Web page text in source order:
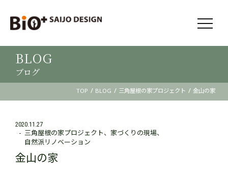
BLOG
ブログ
TOP / BLOG / 三角屋根の家プロジェクト /金山の家
2020.11.27
三角屋根の家プロジェクト 家づくりの現場
自然派リノベーション
金山の家